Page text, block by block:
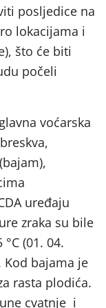
posljedice na
lokacijama i
što će biti
počeli
glavna voćarska
uređaju
zraka su bile
(01. 04.
Kod bajama je
rasta plodića.
cvatnje i